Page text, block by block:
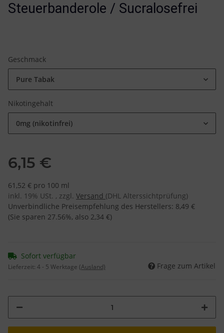
Steuerbanderole / Sucralosefrei
Geschmack
Pure Tabak
Nikotingehalt
0mg (nikotinfrei)
6,15 €
61,52 € pro 100 ml
inkl. 19% USt. , zzgl. Versand (DHL Alterssichtprüfung)
Unverbindliche Preisempfehlung des Herstellers: 8,49 €
(Sie sparen 27.56%, also 2,34 €)
Sofort verfügbar
Lieferzeit: 4 - 5 Werktage (Ausland) Frage zum Artikel